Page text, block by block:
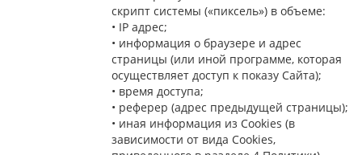
скрипт системы («пиксель») в объеме:
• IP адрес;
• информация о браузере и адрес
страницы (или иной программе, которая
осуществляет доступ к показу Сайта);
• время доступа;
• реферер (адрес предыдущей страницы);
• иная информация из Cookies (в
зависимости от вида Cookies,